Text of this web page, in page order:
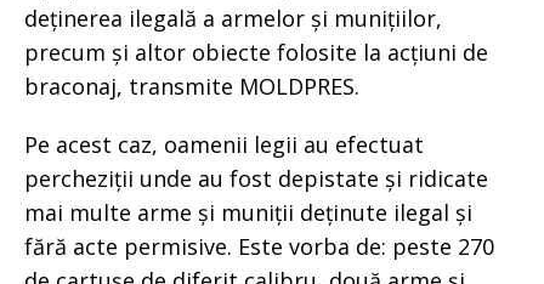
deținerea ilegală a armelor și munițiilor,
precum și altor obiecte folosite la acțiuni de
braconaj, transmite MOLDPRES.
Pe acest caz, oamenii legii au efectuat
percheziții unde au fost depistate și ridicate
mai multe arme și muniții deținute ilegal și
fără acte permisive. Este vorba de: peste 270